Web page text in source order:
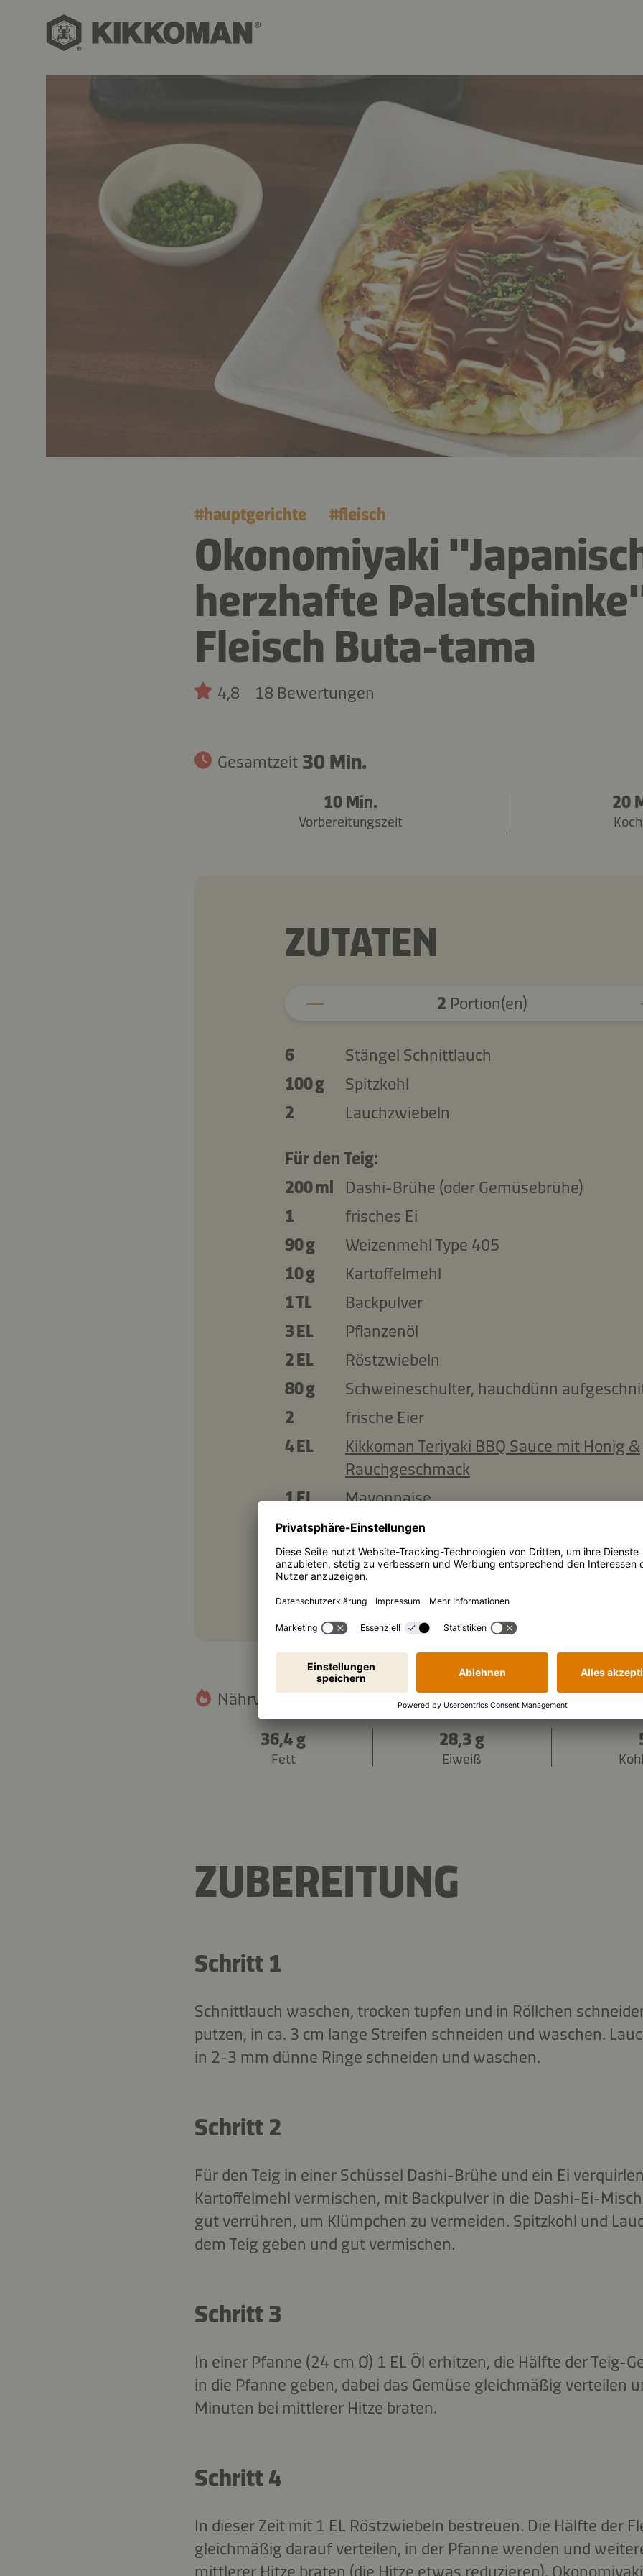
#hauptgerichte #fleisch
Okonomiyaki
herzhafte
Fleisch Buta-tama
4,8 18 Bewertungen
Gesamtzeit 30 Min.
10 Min.
Vorbereitungszeit
20
ZUTATEN
2 Portion(en)
6
Stängel Schnittlauch
100 g
Spitzkohl
2
Lauchzwiebeln
Für den Teig:
200 ml
Dashi-Brühe (oder Gemüsebrühe)
1
frisches Ei
90 g
Weizenmehl Type 405
10 g
Kartoffelmehl
1 TL
Backpulver
3 EL
Pflanzenöl
2 EL
Röstzwiebeln
80 g
Schweineschulter, hauchdünn
2
frische Eier
4 EL
Kikkoman Teriyaki BBQ Sauce mit Honig &
Rauchgeschmack
1 EL
Mayonnaise
Nährwertangaben (pro Portion): 2.826 kJ/674 kcal
36,4 g
Fett
28,3 g
Eiweiß
ZUBEREITUNG
Schritt 1
Schnittlauch waschen, trocken tupfen und in Röllchen
putzen, in ca. 3 cm lange Streifen schneiden und waschen.
in 2-3 mm dünne Ringe schneiden und waschen.
Schritt 2
Für den Teig in einer Schüssel Dashi-Brühe und ein Ei
Kartoffelmehl vermischen, mit Backpulver in die Dashi-Ei-
gut verrühren, um Klümpchen zu vermeiden. Spitzkohl und
dem Teig geben und gut vermischen.
Schritt 3
In einer Pfanne (24 cm Ø) 1 EL Öl erhitzen, die Hälfte der Teig-
in die Pfanne geben, dabei das Gemüse gleichmäßig verteilen
Minuten bei mittlerer Hitze braten.
Schritt 4
In dieser Zeit mit 1 EL Röstzwiebeln bestreuen. Die Hälfte der
gleichmäßig darauf verteilen, in der Pfanne wenden und
mittlerer Hitze braten (die Hitze etwas reduzieren).